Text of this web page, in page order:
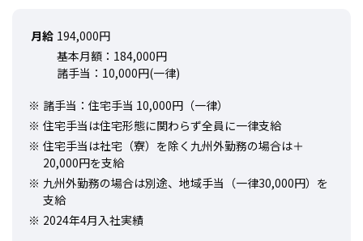
月給 194,000円
基本月額：184,000円
諸手当：10,000円(一律)
諸手当：住宅手当 10,000円（一律）
住宅手当は住宅形態に関わらず全員に一律支給
住宅手当は社宅（寮）を除く九州外勤務の場合は＋
20,000円を支給
九州外勤務の場合は別途、地域手当（一律30,000円）を
支給
2024年4月入社実績